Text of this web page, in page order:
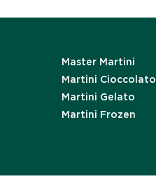
Master Martini
Martini Cioccolato
Martini Gelato
Martini Frozen